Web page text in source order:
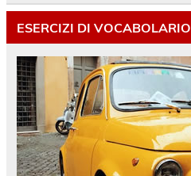
ESERCIZI DI VOCABOLARIO